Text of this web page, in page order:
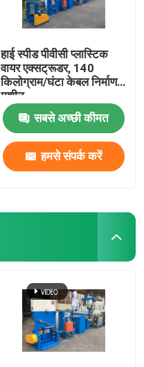
हाई स्पीड पीवीसी प्लास्टिक
वायर एक्सट्रूडर, 140
किलोग्राम/घंटा केबल निर्माण
मशीन
सबसे अच्छी कीमत
हमसे संपर्क करें